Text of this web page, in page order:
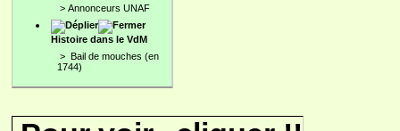
> Annonceurs UNAF
Histoire dans le VdM
> Bail de mouches (en
1744)